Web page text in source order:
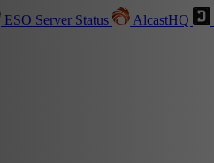
ESO Server Status AlcastHQ